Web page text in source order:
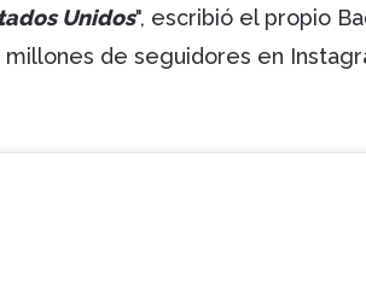
Unidos", escribió el propio
millones de seguidores en